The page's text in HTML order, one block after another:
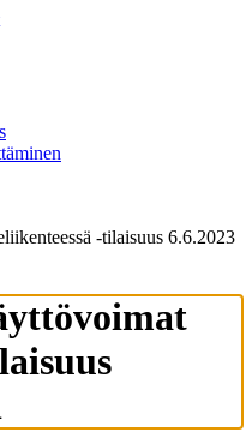
-tilaisuus 6.6.2023